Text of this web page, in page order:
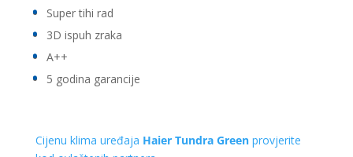
Super tihi rad
3D ispuh zraka
A++
5 godina garancije
Cijenu klima uređaja Haier Tundra Greenprovjerite